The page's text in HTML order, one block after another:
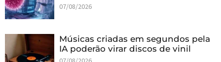
07/08/2026
Músicas criadas em segundos pela
IA poderão virar discos de vinil